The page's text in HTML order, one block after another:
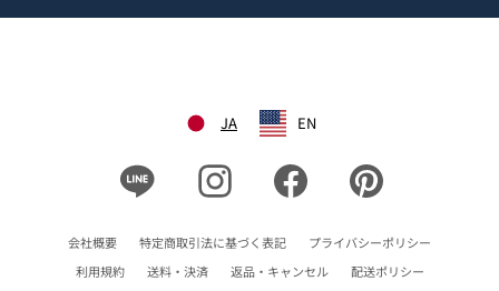
JA EN
Instagram Facebook
会社概要 特定商取引法に基づく表記
プライバシーポリシー
利用規約
送料・決済 返品・キャンセル 配送ポリシー